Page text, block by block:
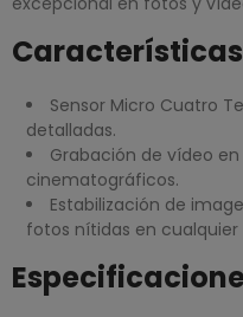
Sensor Micro Cuatro
detalladas.
Grabación de vídeo
cinematográficos.
Estabilización de
fotos nítidas en cualquier